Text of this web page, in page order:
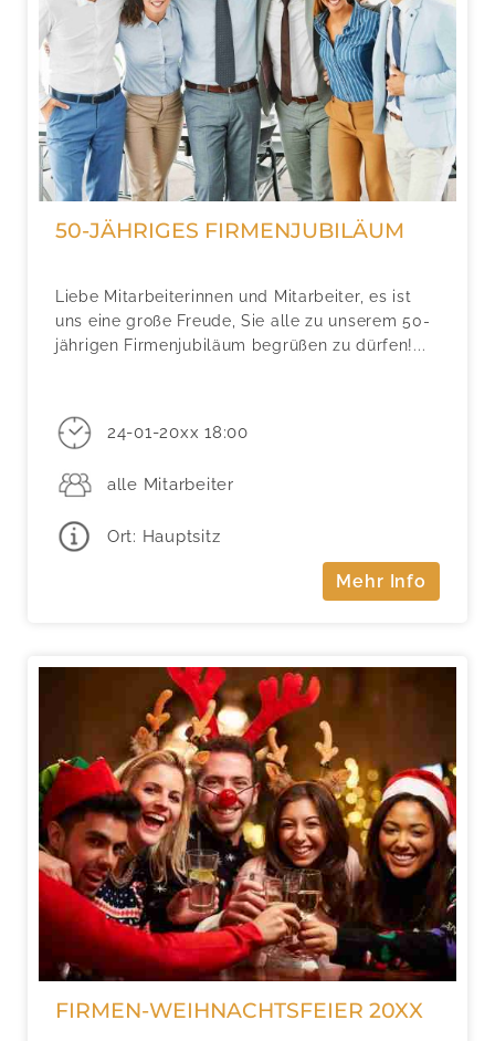
50-JÄHRIGES FIRMENJUBILÄUM
Liebe Mitarbeiterinnen und Mitarbeiter, es ist
uns eine große Freude, Sie alle zu unserem 50-
jährigen Firmenjubiläum begrüßen zu dürfen!...
24-01-20xx 18:00
alle Mitarbeiter
Ort: Hauptsitz
Mehr Info
FIRMEN-WEIHNACHTSFEIER 20XX